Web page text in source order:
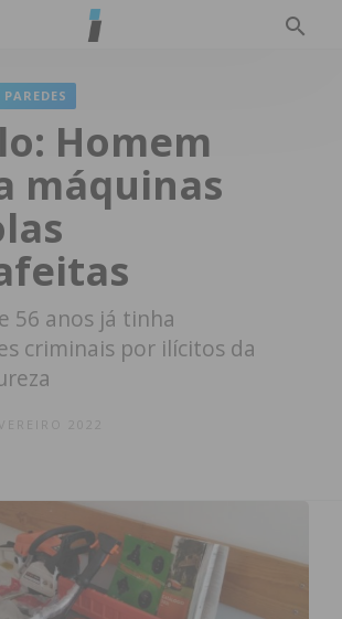
PAREDES
Homem
máquinas
56 anos já tinha
criminais por ilícitos da
2022